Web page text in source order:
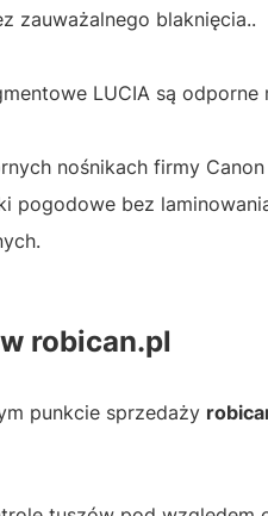
zauważalnego blaknięcia..
LUCIA są
nośnikach firmy
pogodowe bez
robican.pl
punkcie sprzedaży